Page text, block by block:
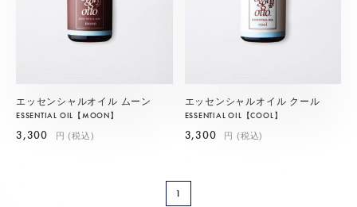
エッセンシャルオイル ムーン
ESSENTIAL OIL【MOON】
3,300 円 (税込)
エッセンシャルオイル クール
ESSENTIAL OIL【COOL】
3,300 円 (税込)
1